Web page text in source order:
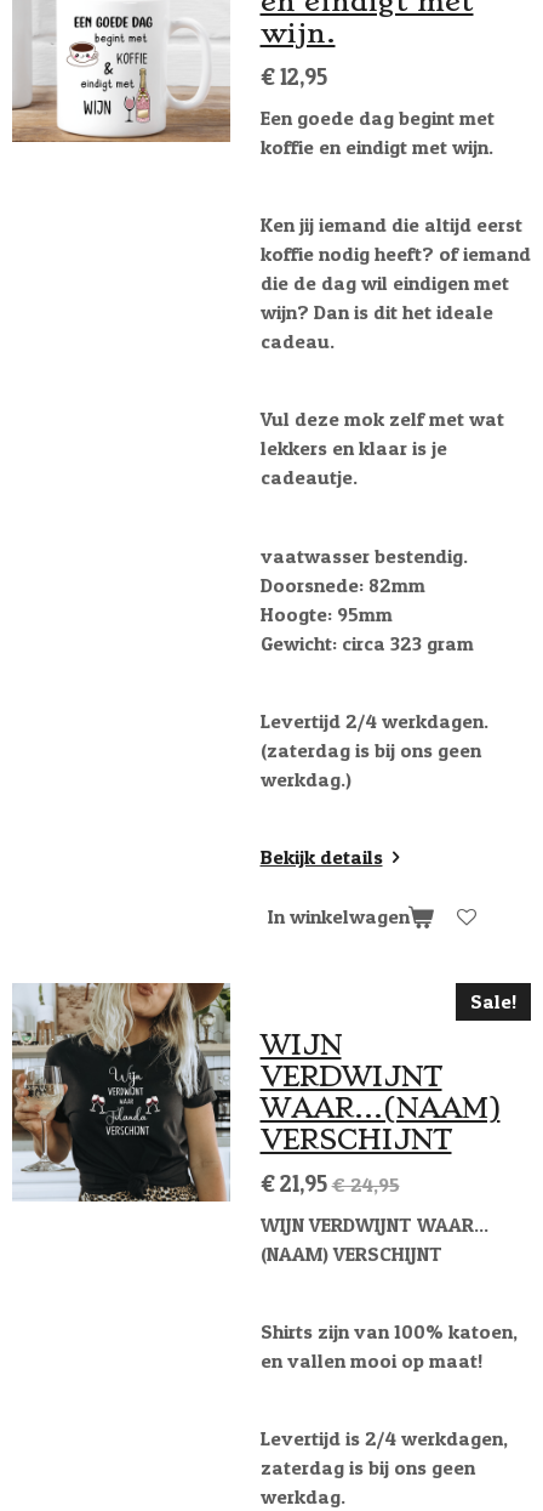
wijn.
€ 12,95
Een goede dag begint met
koffie en eindigt met wijn.
Ken jij iemand die altijd eerst
koffie nodig heeft? of iemand
die de dag wil eindigen met
wijn? Dan is dit het ideale
cadeau.
Vul deze mok zelf met wat
lekkers en klaar is je
cadeautje.
vaatwasser bestendig.
Doorsnede: 82mm
Hoogte: 95mm
Gewicht: circa 323 gram
Levertijd 2/4 werkdagen.
(zaterdag is bij ons geen
werkdag.)
Bekijk details
In winkelwagen
Sale!
WIJN
VERDWIJNT
WAAR...(NAAM)
VERSCHIJNT
€ 21,95 € 24,95
WIJN VERDWIJNT WAAR...
(NAAM) VERSCHIJNT
Shirts zijn van 100% katoen,
en vallen mooi op maat!
Levertijd is 2/4 werkdagen,
zaterdag is bij ons geen
werkdag.